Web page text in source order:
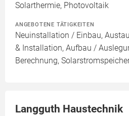
Solarthermie, Photovoltaik
ANGEBOTENE TÄTIGKEITEN
Neuinstallation / Einbau,
& Installation, Aufbau /
Berechnung,
Langguth Haustechnik